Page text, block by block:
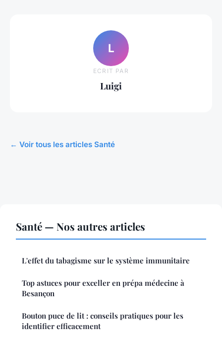
L
ECRIT PAR
Luigi
← Voir tous les articles Santé
Santé — Nos autres articles
L'effet du tabagisme sur le système immunitaire
Top astuces pour exceller en prépa médecine à
Besançon
Bouton puce de lit : conseils pratiques pour les
identifier efficacement